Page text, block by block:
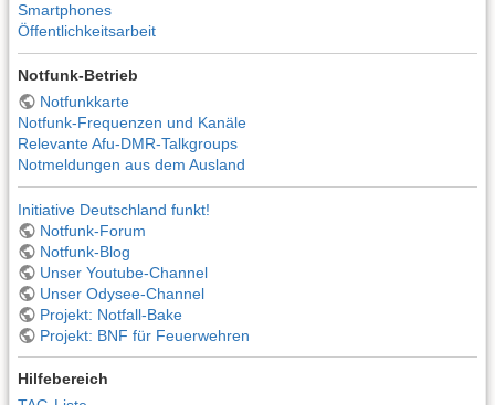
Smartphones
Öffentlichkeitsarbeit
Notfunk-Betrieb
Notfunkkarte
Notfunk-Frequenzen und Kanäle
Relevante Afu-DMR-Talkgroups
Notmeldungen aus dem Ausland
Initiative Deutschland funkt!
Notfunk-Forum
Notfunk-Blog
Unser Youtube-Channel
Unser Odysee-Channel
Projekt: Notfall-Bake
Projekt: BNF für Feuerwehren
Hilfebereich